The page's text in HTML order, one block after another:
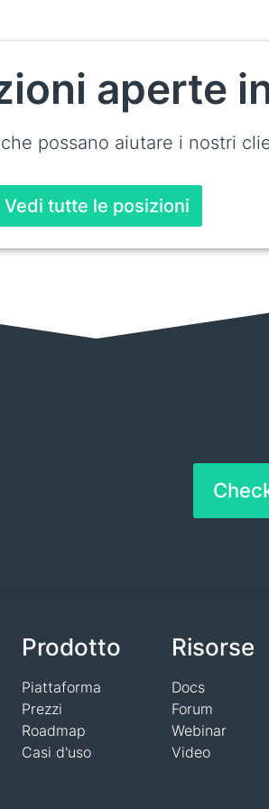
aperte
possano aiutare i nostri
Vedi tutte le posizioni
Prodotto
Piattaforma
Prezzi
Roadmap
Casi d'uso
Risorse
Docs
Forum
Webinar
Video